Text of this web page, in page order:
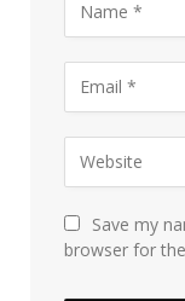
Save my
browser for